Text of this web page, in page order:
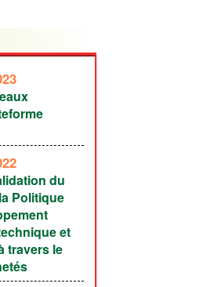
du
Politique
et
travers le